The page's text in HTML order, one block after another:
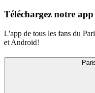
Téléchargez notre app
L'app de tous les fans du
et Android!